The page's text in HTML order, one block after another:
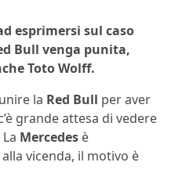
esprimersi sul caso
Bull venga punita,
Toto Wolff.
la Red Bull per aver
grande attesa di vedere
Mercedes è
vicenda, il motivo è